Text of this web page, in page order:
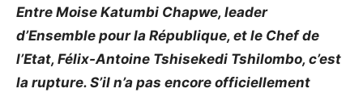
Entre Moise Katumbi Chapwe, leader
d’Ensemble pour la République, et le Chef de
l’Etat, Félix-Antoine Tshisekedi Tshilombo, c’est
la rupture. S’il n’a pas encore officiellement